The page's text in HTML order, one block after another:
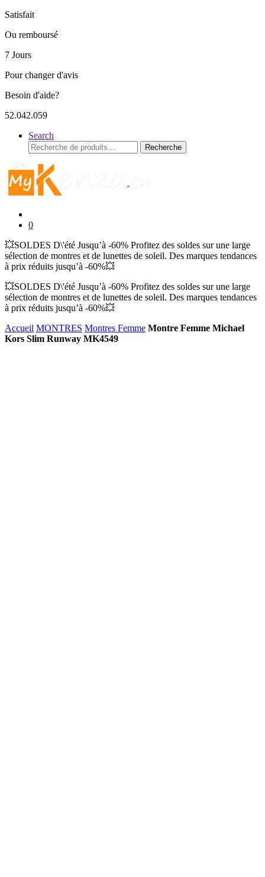
Satisfait
Ou remboursé
7 Jours
Pour changer d'avis
Besoin d'aide?
52.042.059
Search
Recherche
pour :
Recherche
0
💥SOLDES D\'été Jusqu’à -60% Profitez des soldes sur une large
sélection de montres et de lunettes de soleil. Des marques tendances
à prix réduits jusqu’à -60%💥
💥SOLDES D\'été Jusqu’à -60% Profitez des soldes sur une large
sélection de montres et de lunettes de soleil. Des marques tendances
à prix réduits jusqu’à -60%💥
Accueil MONTRES Montres Femme Montre Femme Michael
Kors Slim Runway MK4549